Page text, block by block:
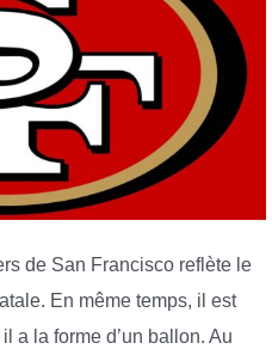
de San Francisco reflète le
En même temps, il est
a la forme d’un ballon. Au